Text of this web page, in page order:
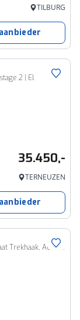
TILBURG
2 | El
35.450,-
TERNEUZEN
CUPRA Business 1.5 TSI eHybrid 204pk DSG Automaat Trekhaak, Adaptive cruise control, Panoramadak, LED matrix koplampen, Stoelverwarming, Achteruitrijcamera